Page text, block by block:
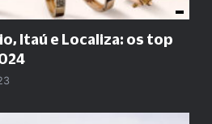
Itaú e Localiza: os top